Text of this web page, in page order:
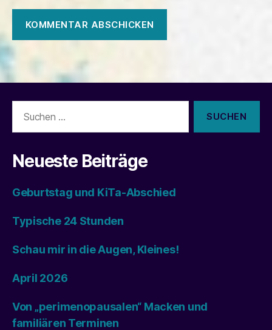
nach:
Neueste Beiträge
Geburtstag und KiTa-Abschied
Typische 24 Stunden
Schau mir in die Augen, Kleines!
April 2026
Von „perimenopausalen“ Macken und
familiären Terminen